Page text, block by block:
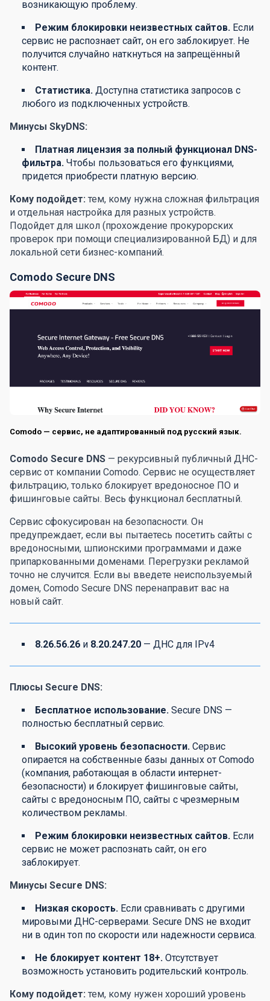
возникающую проблему.
Режим блокировки неизвестных сайтов. Если
сервис не распознает сайт, он его заблокирует. Не
получится случайно наткнуться на запрещённый
контент.
Статистика. Доступна статистика запросов с
любого из подключенных устройств.
Минусы SkyDNS:
Платная лицензия за полный функционал DNS-
фильтра. Чтобы пользоваться его функциями,
придется приобрести платную версию.
Кому подойдет: тем, кому нужна сложная фильтрация
и отдельная настройка для разных устройств.
Подойдет для школ (прохождение прокурорских
проверок при помощи специализированной БД) и для
локальной сети бизнес-компаний.
Comodo Secure DNS
Comodo — сервис, не адаптированный под русский язык.
Comodo Secure DNS — рекурсивный публичный ДНС-
сервис от компании Comodo. Сервис не осуществляет
фильтрацию, только блокирует вредоносное ПО и
фишинговые сайты. Весь функционал бесплатный.
Сервис сфокусирован на безопасности. Он
предупреждает, если вы пытаетесь посетить сайты с
вредоносными, шпионскими программами и даже
припаркованными доменами. Перегрузки рекламой
точно не случится. Если вы введете неиспользуемый
домен, Comodo Secure DNS перенаправит вас на
новый сайт.
8.26.56.26 и 8.20.247.20 — ДНС для IPv4
Плюсы Secure DNS:
Бесплатное использование. Secure DNS —
полностью бесплатный сервис.
Высокий уровень безопасности. Сервис
опирается на собственные базы данных от Comodo
(компания, работающая в области интернет-
безопасности) и блокирует фишинговые сайты,
сайты с вредоносным ПО, сайты с чрезмерным
количеством рекламы.
Режим блокировки неизвестных сайтов. Если
сервис не может распознать сайт, он его
заблокирует.
Минусы Secure DNS:
Низкая скорость. Если сравнивать с другими
мировыми ДНС-серверами. Secure DNS не входит
ни в один топ по скорости или надежности сервиса.
Не блокирует контент 18+. Отсутствует
возможность установить родительский контроль.
Кому подойдет: тем, кому нужен хороший уровень